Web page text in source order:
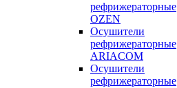
рефрижераторные
OZEN
Осушители
рефрижераторные
ARIACOM
Осушители
рефрижераторные